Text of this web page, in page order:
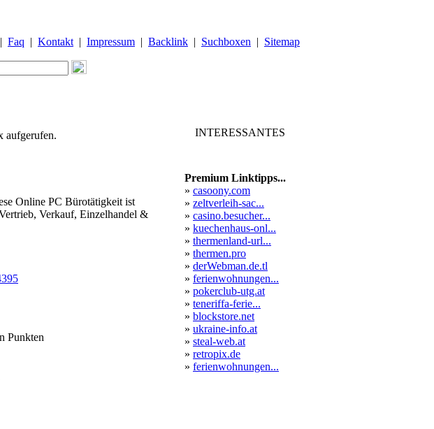
| Faq | Kontakt | Impressum | Backlink | Suchboxen | Sitemap
aufgerufen.
Online PC Bürotätigkeit ist
Verkauf, Einzelhandel &
Punkten
INTERESSANTES
Premium Linktipps...
» casoony.com
» zeltverleih-sac...
» casino.besucher...
» kuechenhaus-onl...
» thermenland-url...
» thermen.pro
» derWebman.de.tl
» ferienwohnungen...
» pokerclub-utg.at
» teneriffa-ferie...
» blockstore.net
» ukraine-info.at
» steal-web.at
» retropix.de
» ferienwohnungen...